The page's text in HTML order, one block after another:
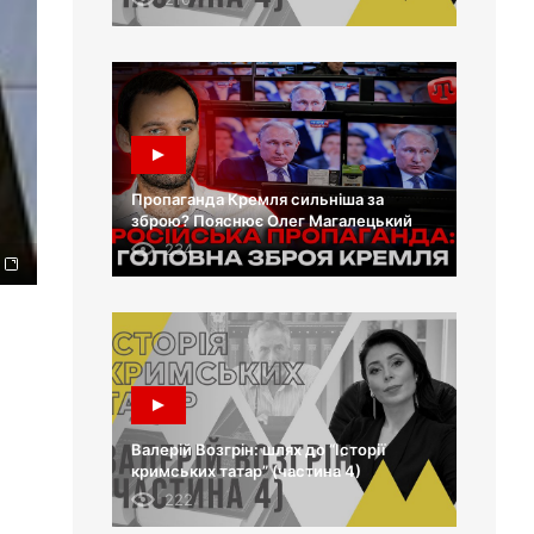
Пропаганда Кремля сильніша за
зброю? Пояснює Олег Магалецький
234
Валерій Возгрін: шлях до “Історії
кримських татар” (частина 4)
222